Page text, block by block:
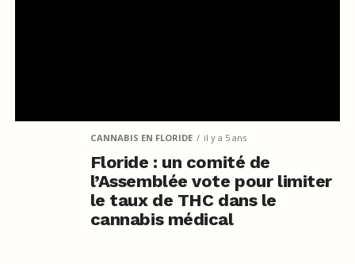
CANNABIS EN FLORIDE il y a 5 ans
Floride : un comité de
l’Assemblée vote pour limiter
le taux de THC dans le
cannabis médical